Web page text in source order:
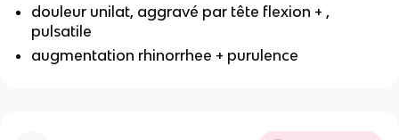
douleur unilat, aggravé par tête flexion + ,
pulsatile
augmentation rhinorrhee + purulence